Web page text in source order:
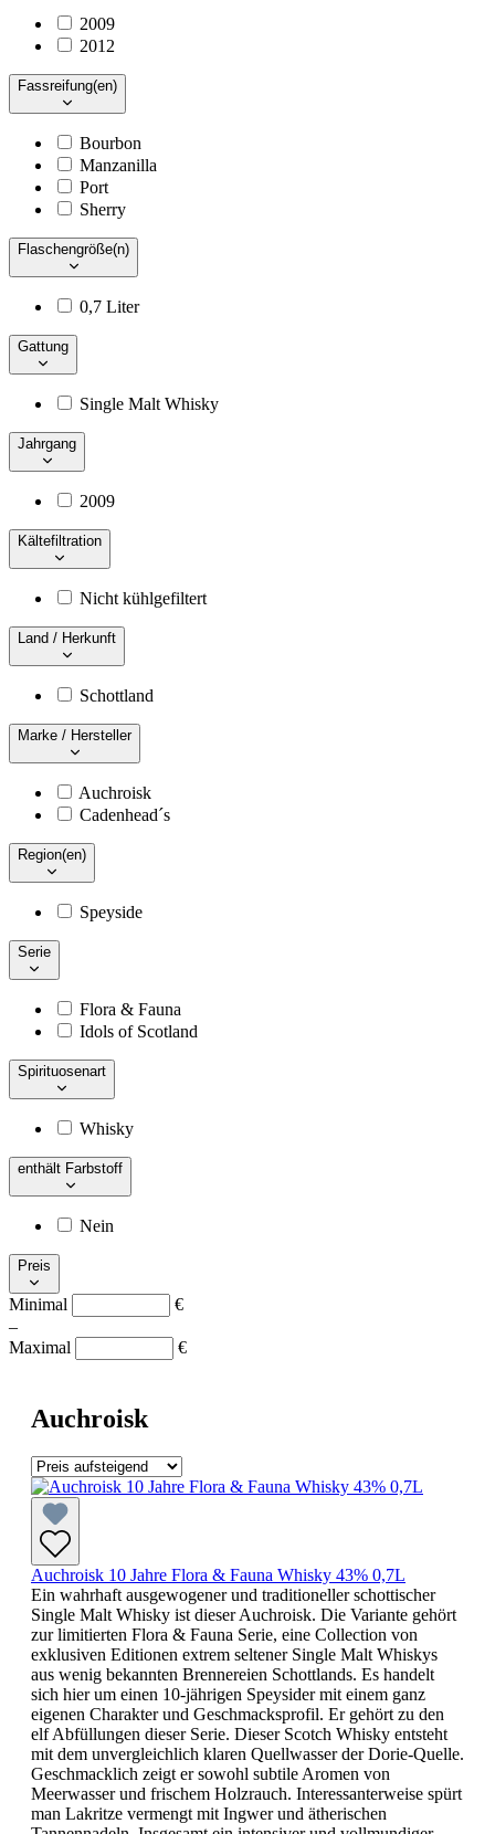
2009
2012
Fassreifung(en)
Bourbon
Manzanilla
Port
Sherry
Flaschengröße(n)
0,7 Liter
Gattung
Single Malt Whisky
Jahrgang
2009
Kältefiltration
Nicht kühlgefiltert
Land / Herkunft
Schottland
Marke / Hersteller
Auchroisk
Cadenhead´s
Region(en)
Speyside
Serie
Flora & Fauna
Idols of Scotland
Spirituosenart
Whisky
enthält Farbstoff
Nein
Preis
Minimal
€
–
Maximal
€
Auchroisk
Auchroisk 10 Jahre Flora & Fauna Whisky 43% 0,7L
Ein wahrhaft ausgewogener und traditioneller schottischer
Single Malt Whisky ist dieser Auchroisk. Die Variante gehört
zur limitierten Flora & Fauna Serie, eine Collection von
exklusiven Editionen extrem seltener Single Malt Whiskys
aus wenig bekannten Brennereien Schottlands. Es handelt
sich hier um einen 10-jährigen Speysider mit einem ganz
eigenen Charakter und Geschmacksprofil. Er gehört zu den
elf Abfüllungen dieser Serie. Dieser Scotch Whisky entsteht
mit dem unvergleichlich klaren Quellwasser der Dorie-Quelle.
Geschmacklich zeigt er sowohl subtile Aromen von
Meerwasser und frischem Holzrauch. Interessanterweise spürt
man Lakritze vermengt mit Ingwer und ätherischen